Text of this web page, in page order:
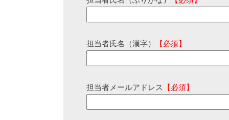
担当者氏名（漢字） 【必須】
担当者メールアドレス 【必須】